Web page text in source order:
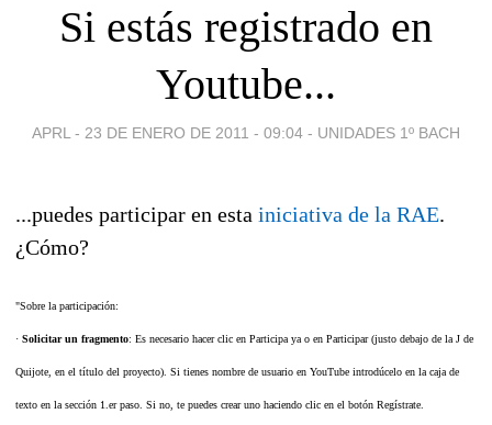
Si estás registrado en
Youtube...
APRL - 23 DE ENERO DE 2011 - 09:04 - UNIDADES 1º BACH
...puedes participar en esta iniciativa de la RAE.
¿Cómo?
"Sobre la participación:
· Solicitar un fragmento: Es necesario hacer clic en Participa ya o en Participar (justo debajo de la J de
Quijote, en el título del proyecto). Si tienes nombre de usuario en YouTube introdúcelo en la caja de
texto en la sección 1.er paso. Si no, te puedes crear uno haciendo clic en el botón Regístrate.